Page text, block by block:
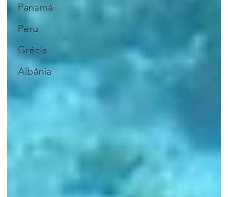
Panamá
Peru
Grécia
Albânia